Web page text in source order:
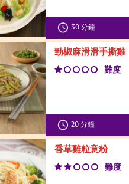
30 分鐘
勁椒麻滑滑手撕雞
難度
20 分鐘
香草雞粒意粉
難度